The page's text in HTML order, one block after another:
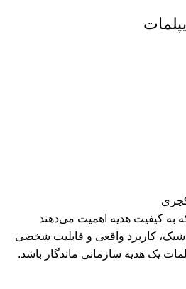
به کیفیت هدیه اهمیت می‌دهند
شیک، کاربرد واقعی و قابلیت شخصی
یک هدیه سازمانی ماندگار باشد.